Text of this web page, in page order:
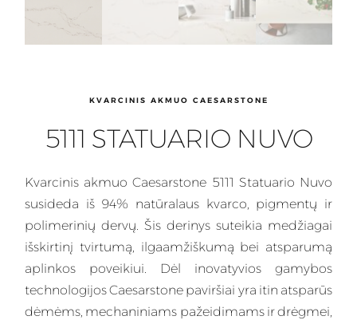
KVARCINIS AKMUO CAESARSTONE
5111 STATUARIO NUVO
Kvarcinis akmuo Caesarstone 5111 Statuario Nuvo
susideda iš 94% natūralaus kvarco, pigmentų ir
polimerinių dervų. Šis derinys suteikia medžiagai
išskirtinį tvirtumą, ilgaamžiškumą bei atsparumą
aplinkos poveikiui. Dėl inovatyvios gamybos
technologijos Caesarstone paviršiai yra itin atsparūs
dėmėms, mechaniniams pažeidimams ir drėgmei,